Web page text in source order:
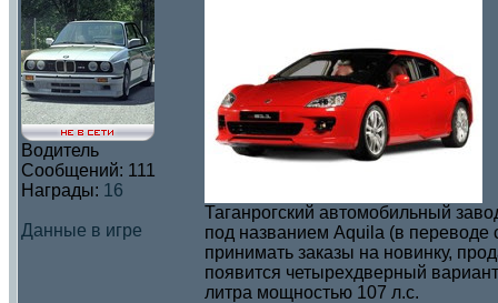
Водитель
Сообщений: 111
Награды: 16
Данные в игре
Таганрогский автомобильный
под названием Aquila (в переводе
принимать заказы на новинку,
появится четырехдверный
литра мощностью 107 л.с.